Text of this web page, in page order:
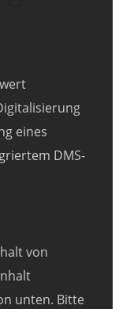
eines
DMS-
von
unten. Bitte